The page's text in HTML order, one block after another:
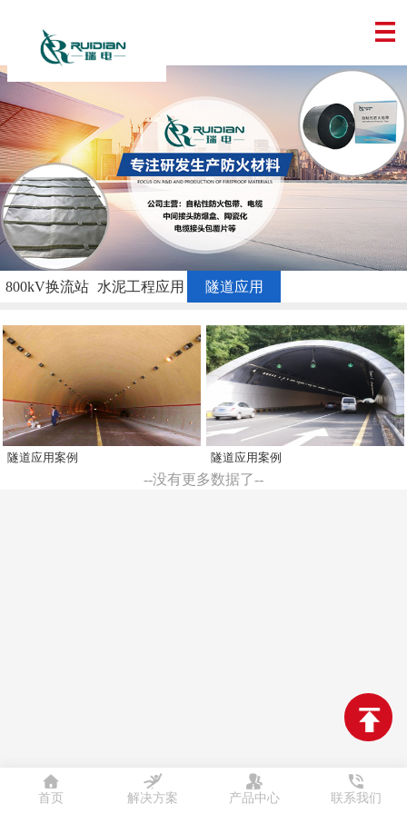
800kV换流站 水泥工程应用 隧道应用
隧道应用案例 隧道应用案例
--没有更多数据了--
首页 解决方案 产品中心 联系我们